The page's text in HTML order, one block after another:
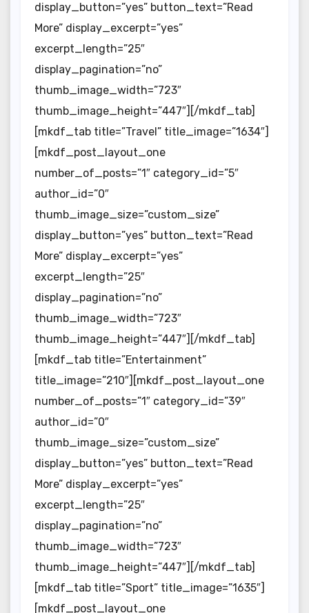
display_button=”yes” button_text=”Read
More” display_excerpt=”yes”
excerpt_length=”25″
display_pagination=”no”
thumb_image_width=”723″
thumb_image_height=”447″][/mkdf_tab]
[mkdf_tab title=”Travel” title_image=”1634″]
[mkdf_post_layout_one
number_of_posts=”1″ category_id=”5″
author_id=”0″
thumb_image_size=”custom_size”
display_button=”yes” button_text=”Read
More” display_excerpt=”yes”
excerpt_length=”25″
display_pagination=”no”
thumb_image_width=”723″
thumb_image_height=”447″][/mkdf_tab]
[mkdf_tab title=”Entertainment”
title_image=”210″][mkdf_post_layout_one
number_of_posts=”1″ category_id=”39″
author_id=”0″
thumb_image_size=”custom_size”
display_button=”yes” button_text=”Read
More” display_excerpt=”yes”
excerpt_length=”25″
display_pagination=”no”
thumb_image_width=”723″
thumb_image_height=”447″][/mkdf_tab]
[mkdf_tab title=”Sport” title_image=”1635″]
[mkdf_post_layout_one